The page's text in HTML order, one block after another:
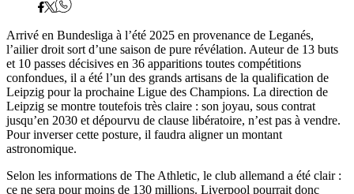
Arrivé en Bundesliga à l’été 2025 en provenance de Leganés,
l’ailier droit sort d’une saison de pure révélation. Auteur de 13 buts
et 10 passes décisives en 36 apparitions toutes compétitions
confondues, il a été l’un des grands artisans de la qualification de
Leipzig pour la prochaine Ligue des Champions. La direction de
Leipzig se montre toutefois très claire : son joyau, sous contrat
jusqu’en 2030 et dépourvu de clause libératoire, n’est pas à vendre.
Pour inverser cette posture, il faudra aligner un montant
astronomique.
Selon les informations de The Athletic, le club allemand a été clair :
ce ne sera pour moins de 130 millions. Liverpool pourrait donc